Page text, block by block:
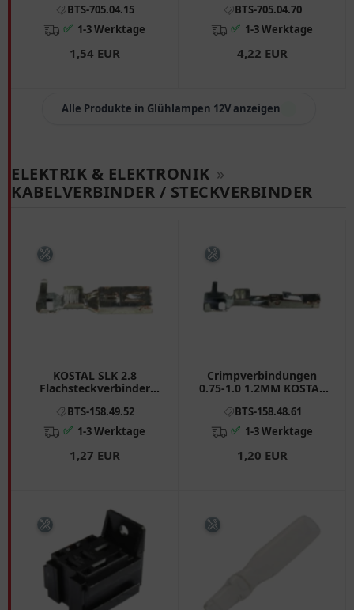
AP, TR, UX
BTS-705.04.15
✅ 1-3 Werktage
1,54 EUR
passend für: Yamaha
YFM, YN, NS
BTS-705.04.70
✅ 1-3 Werktage
4,22 EUR
Alle Produkte in Glühlampen 12V anzeigen
ELEKTRIK & ELEKTRONIK »
KABELVERBINDER / STECKVERBINDER
KOSTAL SLK 2.8
Flachsteckverbinder
BTS-158.49.52
✅ 1-3 Werktage
1,27 EUR
Crimpverbindungen
0.75-1.0 1.2MM KOSTAL
BTS-158.48.61
✅ 1-3 Werktage
1,20 EUR